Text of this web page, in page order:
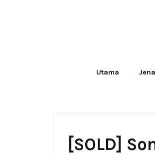
Utama
[SOLD]